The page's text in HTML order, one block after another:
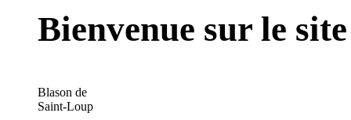
Bienvenue sur le
Blason de
Saint-Loup